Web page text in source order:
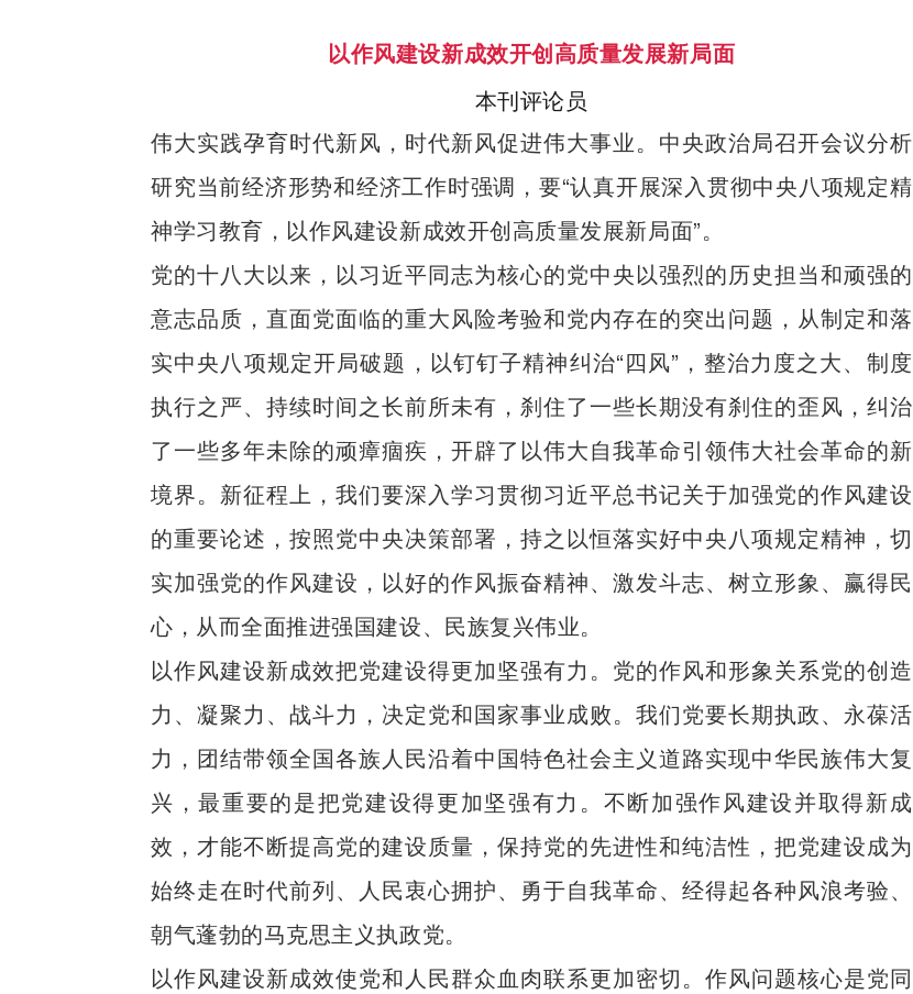
以作风建设新成效开创高质量发展新局面
本刊评论员
伟大实践孕育时代新风，时代新风促进伟大事业。中央政治局召开会议分析
研究当前经济形势和经济工作时强调，要“认真开展深入贯彻中央八项规定精
神学习教育，以作风建设新成效开创高质量发展新局面”。
党的十八大以来，以习近平同志为核心的党中央以强烈的历史担当和顽强的
意志品质，直面党面临的重大风险考验和党内存在的突出问题，从制定和落
实中央八项规定开局破题，以钉钉子精神纠治“四风”，整治力度之大、制度
执行之严、持续时间之长前所未有，刹住了一些长期没有刹住的歪风，纠治
了一些多年未除的顽瘴痼疾，开辟了以伟大自我革命引领伟大社会革命的新
境界。新征程上，我们要深入学习贯彻习近平总书记关于加强党的作风建设
的重要论述，按照党中央决策部署，持之以恒落实好中央八项规定精神，切
实加强党的作风建设，以好的作风振奋精神、激发斗志、树立形象、赢得民
心，从而全面推进强国建设、民族复兴伟业。
以作风建设新成效把党建设得更加坚强有力。党的作风和形象关系党的创造
力、凝聚力、战斗力，决定党和国家事业成败。我们党要长期执政、永葆活
力，团结带领全国各族人民沿着中国特色社会主义道路实现中华民族伟大复
兴，最重要的是把党建设得更加坚强有力。不断加强作风建设并取得新成
效，才能不断提高党的建设质量，保持党的先进性和纯洁性，把党建设成为
始终走在时代前列、人民衷心拥护、勇于自我革命、经得起各种风浪考验、
朝气蓬勃的马克思主义执政党。
以作风建设新成效使党和人民群众血肉联系更加密切。作风问题核心是党同